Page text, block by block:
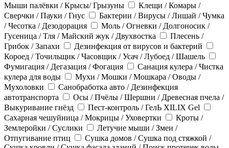
Мыши палёвки / Крысы/ Грызуны
Клещи / Комары /
Сверчки / Пауки / Гнус
Бактерии / Вирусы / Лишай / Чумка
/ Чесотка / Дезодорация
Моль / Огневки / Долгоносик /
Гусеница / Тля / Майский жук / Двухвостка
Плесень /
Грибок / Запахи
Дезинфекция от вирусов и бактерий
Короед / Точильщик / Часовщик / Усач / Лубоед / Шашель
Фумигация / Дегазация / Фогация
Санация кулера / Чистка
кулера для воды
Мухи / Мошки / Мошкара / Оводы /
Мухоловки
Санобработка авто / Дезинфекция
автотранспорта
Осы / Пчёлы / Шершни / Древесная пчела /
Выкуривание гнёзд
Пест-контроль / ГелЬ XILIX Gel
Сахарная чешуйница / Мокрицы / Уховертки
Кроты /
Землеройки / Суслики
Летучие мыши / Змеи /
Отпугивание птиц
Сушка домов / Сушка под стяжкой /